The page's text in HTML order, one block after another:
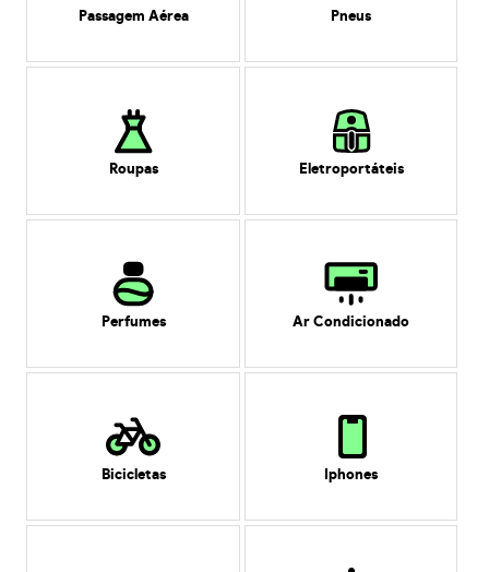
Passagem Aérea Pneus
Roupas Eletroportáteis
Perfumes Ar Condicionado
Bicicletas Iphones